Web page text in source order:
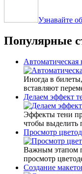
Узнавайте
Популярные
Автоматическая
Иногда в
вставляют
Делаем эффект
Эффекты тени
чтобы выделить
Просмотр
Важным этапом
просмотр
Создание